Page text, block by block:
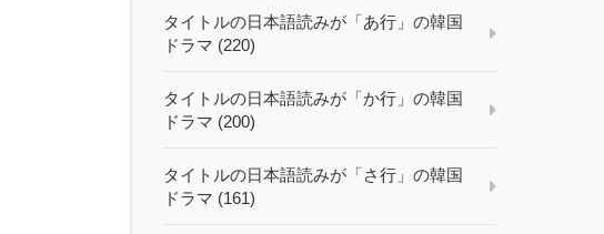
タイトルの日本語読みが「あ行」の韓国
ドラマ (220)
タイトルの日本語読みが「か行」の韓国
ドラマ (200)
タイトルの日本語読みが「さ行」の韓国
ドラマ (161)